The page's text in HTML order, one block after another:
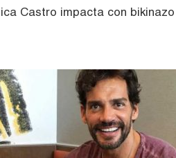
Castro impacta con bikinazo